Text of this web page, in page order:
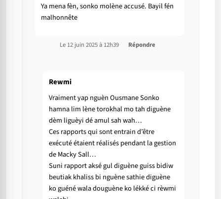
Ya mena fèn, sonko molène accusé. Bayil fén
malhonnête
Le 12 juin 2025 à 12h39 Répondre
Rewmi
Vraiment yap nguèn Ousmane Sonko
hamna lim lène torokhal mo tah diguène
dèm liguèyi dé amul sah wah…
Ces rapports qui sont entrain d’être
exécuté étaient réalisés pendant la gestion
de Macky Sall…
Suni rapport aksé gul diguène guiss bidiw
beutiak khaliss bi nguène sathie diguène
ko guéné wala douguène ko lékké ci rèwmi